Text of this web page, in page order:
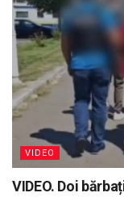
VIDEO
VIDEO. Doi